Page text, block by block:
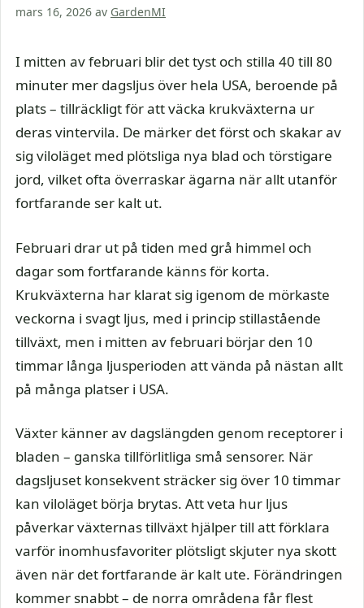
mars 16, 2026 av GardenMI
I mitten av februari blir det tyst och stilla 40 till 80
minuter mer dagsljus över hela USA, beroende på
plats – tillräckligt för att väcka krukväxterna ur
deras vintervila. De märker det först och skakar av
sig viloläget med plötsliga nya blad och törstigare
jord, vilket ofta överraskar ägarna när allt utanför
fortfarande ser kalt ut.
Februari drar ut på tiden med grå himmel och
dagar som fortfarande känns för korta.
Krukväxterna har klarat sig igenom de mörkaste
veckorna i svagt ljus, med i princip stillastående
tillväxt, men i mitten av februari börjar den 10
timmar långa ljusperioden att vända på nästan allt
på många platser i USA.
Växter känner av dagslängden genom receptorer i
bladen – ganska tillförlitliga små sensorer. När
dagsljuset konsekvent sträcker sig över 10 timmar
kan viloläget börja brytas. Att veta hur ljus
påverkar växternas tillväxt hjälper till att förklara
varför inomhusfavoriter plötsligt skjuter nya skott
även när det fortfarande är kalt ute. Förändringen
kommer snabbt – de norra områdena får flest